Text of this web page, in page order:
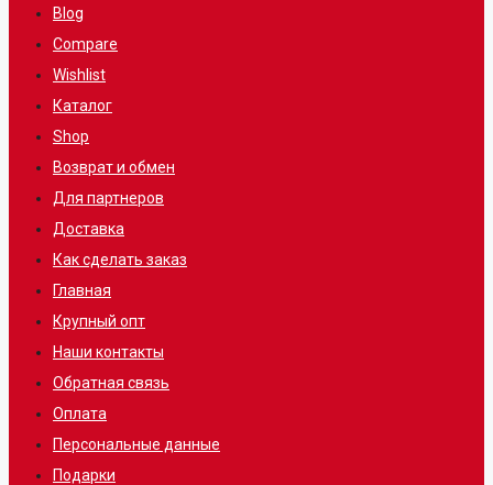
Blog
Compare
Wishlist
Каталог
Shop
Возврат и обмен
Для партнеров
Доставка
Как сделать заказ
Главная
Крупный опт
Наши контакты
Обратная связь
Оплата
Персональные данные
Подарки